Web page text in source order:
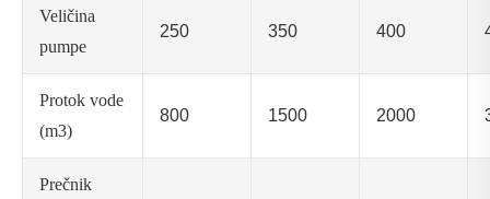
Veličina
pumpe
250 350 400
Protok vode
(m3)
800 1500 2000
Prečnik